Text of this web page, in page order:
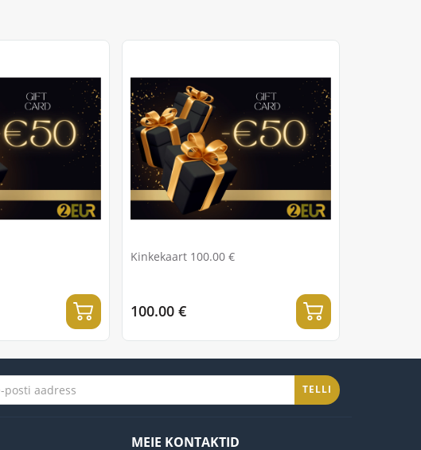
Kinkekaart 100.00 €
100.00 €
TELLI
MEIE KONTAKTID